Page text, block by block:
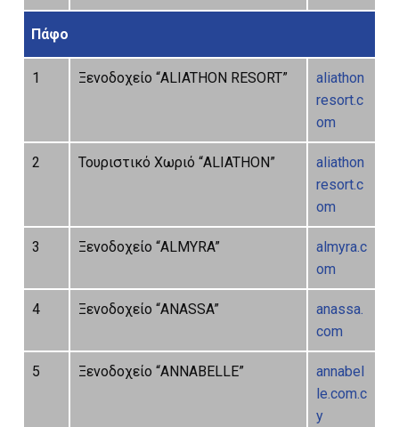
Πάφο
1 Ξενοδοχείο “ALIATHON RESORT”
aliathon
resort.c
om
2 Τουριστικό Χωριό “ALIATHON”
aliathon
resort.c
om
3 Ξενοδοχείο “ALMYRA”
almyra.c
om
4 Ξενοδοχείο “ANASSA”
anassa.
com
5 Ξενοδοχείο “ANNABELLE”
annabel
le.com.c
y